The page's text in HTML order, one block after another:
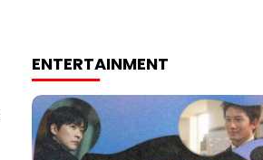
ENTERTAINMENT